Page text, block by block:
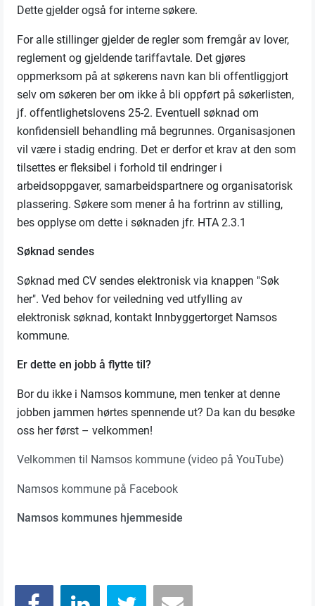
Dette gjelder også for interne søkere.
For alle stillinger gjelder de regler somfremgårav lover,
reglement og gjeldende tariffavtale. Det gjøres
oppmerksom på at søkerens navn kan bli offentliggjort
selv om søkeren ber om ikke å bli oppført på søkerlisten,
jf. offentlighetslovens 25-2. Eventuell søknad om
konfidensiell behandling må begrunnes. Organisasjonen
vil være i stadig endring. Det er derfor et krav at den som
tilsettes er fleksibel i forhold til endringer i
arbeidsoppgaver, samarbeidspartnere og organisatorisk
plassering. Søkere som mener å ha fortrinn av stilling,
bes opplyse om dette i søknaden jfr. HTA 2.3.1
Søknad sendes
Søknad med CV sendes elektronisk via knappen "Søk
her". Ved behov for veiledning ved utfylling av
elektronisk søknad, kontakt Innbyggertorget Namsos
kommune.
Er dette en jobb å flytte til?
Bor du ikke i Namsos kommune, men tenker at denne
jobben jammen hørtes spennende ut? Da kan du besøke
oss her først – velkommen!
Velkommen til Namsos kommune (video på YouTube)
Namsos kommune på Facebook
Namsos kommunes hjemmeside